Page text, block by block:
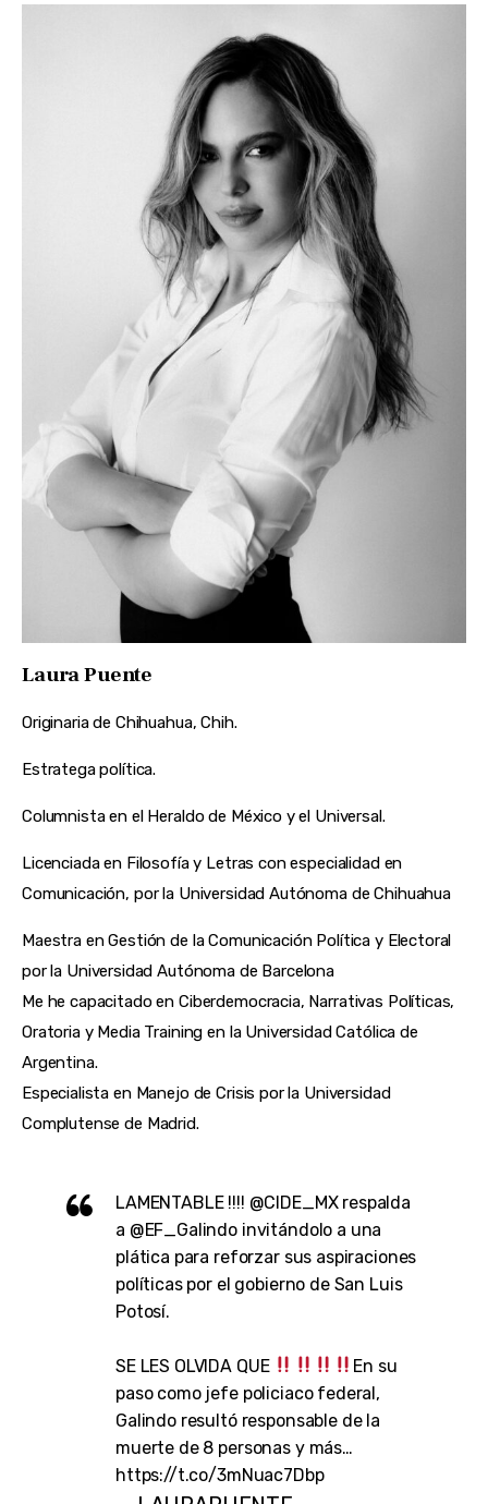
Laura Puente
Originaria de Chihuahua, Chih.
Estratega política.
Columnista en el Heraldo de México y el Universal.
Licenciada en Filosofía y Letras con especialidad en
Comunicación, por la Universidad Autónoma de Chihuahua
Maestra en Gestión de la Comunicación Política y Electoral
por la Universidad Autónoma de Barcelona
Me he capacitado en Ciberdemocracia, Narrativas Políticas,
Oratoria y Media Training en la Universidad Católica de
Argentina.
Especialista en Manejo de Crisis por la Universidad
Complutense de Madrid.
LAMENTABLE !!!! @CIDE_MXrespalda
a @EF_Galindo invitándolo a una
plática para reforzar sus aspiraciones
políticas por el gobierno de San Luis
Potosí.
SE LES OLVIDA QUE
En su
paso como jefe policiaco federal,
Galindo resultó responsable de la
muerte de 8 personas y más…
https://t.co/3mNuac7Dbp